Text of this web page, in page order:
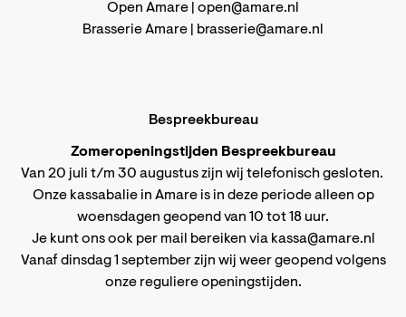
Open Amare | open@amare.nl
Brasserie Amare | brasserie@amare.nl
Bespreekbureau
Zomeropeningstijden Bespreekbureau
Van 20 juli t/m 30 augustus zijn wij telefonisch gesloten.
Onze kassabalie in Amare is in deze periode alleen op
woensdagen geopend van 10 tot 18 uur.
Je kunt ons ook per mail bereiken via kassa@amare.nl
Vanaf dinsdag 1 september zijn wij weer geopend volgens
onze reguliere openingstijden.